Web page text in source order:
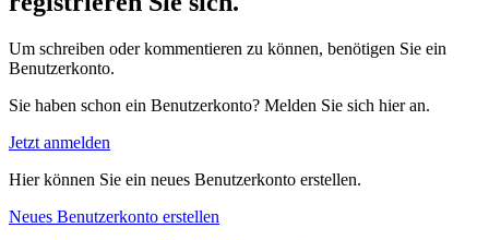
Um schreiben oder kommentieren zu können, benötigen Sie ein
Benutzerkonto.
Sie haben schon ein Benutzerkonto? Melden Sie sich hier an.
Jetzt anmelden
Hier können Sie ein neues Benutzerkonto erstellen.
Neues Benutzerkonto erstellen